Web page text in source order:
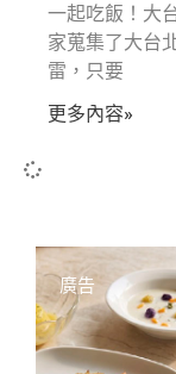
一起吃飯！大
家蒐集了大台
雷，只要
更多內容»
廣告